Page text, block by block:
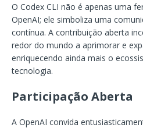
O Codex CLI não é apenas uma
OpenAI; ele simboliza uma
contínua. A contribuição aberta
redor do mundo a aprimorar e
enriquecendo ainda mais o
tecnologia.
Participação Aberta
A OpenAI convida